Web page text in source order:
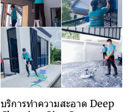
บริการทำความสะอาด Deep